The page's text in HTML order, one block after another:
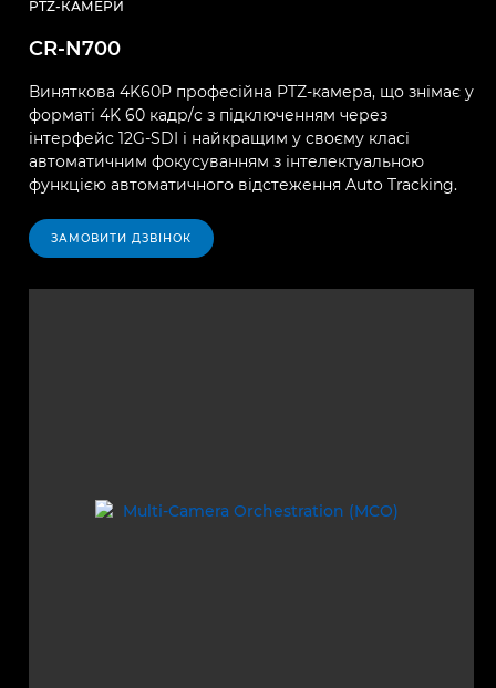
PTZ-КАМЕРИ
CR-N700
Виняткова 4K60P професійна PTZ-камера, що знімає у
форматі 4K 60 кадр/c з підключенням через
інтерфейс 12G-SDI і найкращим у своєму класі
автоматичним фокусуванням з інтелектуальною
функцією автоматичного відстеження Auto Tracking.
ЗАМОВИТИ ДЗВІНОК